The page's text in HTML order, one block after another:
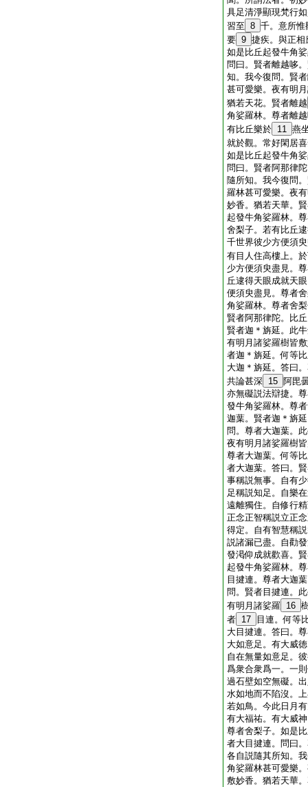
具足清淨顯現梵行
習至 8 千。意所惟
要 9 捷疾。與正相
如是比丘起發牛角
問曰。賢者離越哆
知。我今復問。賢
甚可愛樂。夜有明
猶若天花。賢者離越
角娑羅林。尊者離
有比丘樂於 11 燕
就於觀。常好閑居
如是比丘起發牛角
問曰。賢者阿那律
隨所知。我今復問
羅林甚可愛樂。夜
妙香。猶若天華。
起發牛角娑羅林。
舍梨子。若有比丘
千世界彼少方便須
有目人住高樓上。
少方便須臾盡見。
丘逮得天眼成就天
便須臾盡見。尊者
角娑羅林。尊者舍
賢者阿那律陀。比
賢者迦＊旃延。此
有明月諸娑羅樹皆
者迦＊旃延。何等
大迦＊旃延。答曰
共論甚深 15 阿毘
亦無礙説法辯捷。
發牛角娑羅林。尊
迦葉。賢者迦＊旃
問。尊者大迦葉。
夜有明月諸娑羅樹
尊者大迦葉。何等
者大迦葉。答曰。
事稱説無事。自有
足稱説知足。自樂
遠離獨住。自修行
正念正智稱説立正
得定。自有智慧稱
説諸漏已盡。自勸
發渇仰成就歡喜。
起發牛角娑羅林。
目揵連。尊者大迦
問。賢者目揵連。
有明月諸娑羅 16
者 17
目連。何等
大目揵連。答曰。
大如意足。有大威
自在無量如意足。
爲衆合衆爲一。一
過石壁如空無礙。
水如地而不陷沒。
若如鳥。今此日月
有大福祐。有大威
尊者舍梨子。如是
者大目揵連。問曰
各自説隨其所知。
角娑羅林甚可愛樂
敷妙香。猶若天華